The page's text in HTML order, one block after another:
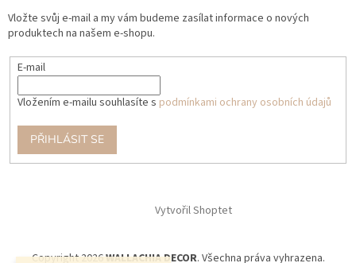
Vložte svůj e-mail a my vám budeme zasílat informace o nových
produktech na našem e-shopu.
E-mail
Vložením e-mailu souhlasíte s podmínkami ochrany osobních údajů
PŘIHLÁSIT SE
Vytvořil Shoptet
Copyright 2026WALLACHIA DECOR. Všechna práva vyhrazena.